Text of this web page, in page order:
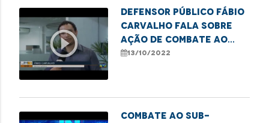
play_circle_outline
Defensor público Fábio
Carvalho fala sobre
ação de combate ao
sub-registro da DPE de
13/10/2022
Combate ao sub-